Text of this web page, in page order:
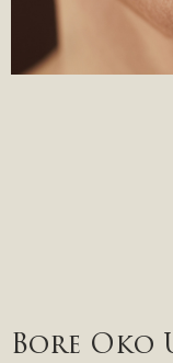
Bore Oko